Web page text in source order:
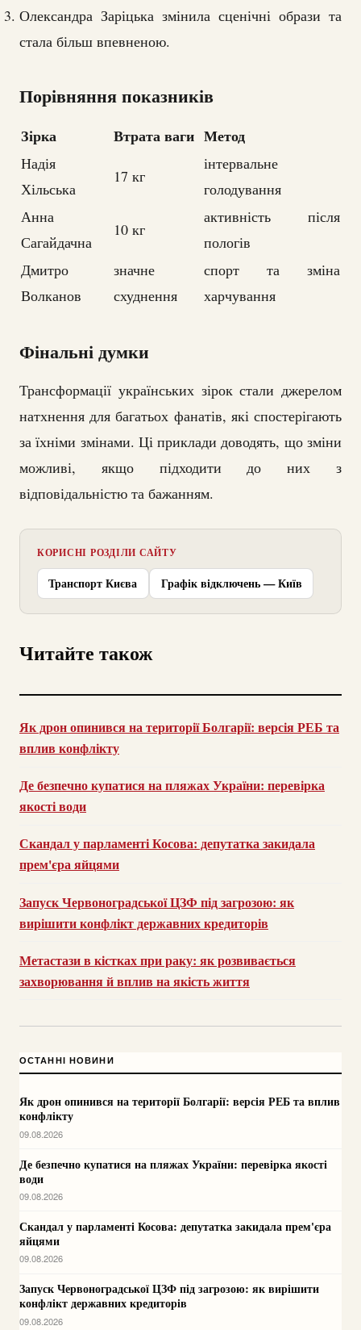
Олександра Заріцька змінила сценічні образи та
стала більш впевненою.
Порівняння показників
Зірка Втрата ваги Метод
Надія
Хільська
17 кг
інтервальне
голодування
Анна
Сагайдачна
10 кг
активність після
пологів
Дмитро
Волканов
значне
схуднення
спорт та зміна
харчування
Фінальні думки
Трансформації українських зірок стали джерелом
натхнення для багатьох фанатів, які спостерігають
за їхніми змінами. Ці приклади доводять, що зміни
можливі, якщо підходити до них з
відповідальністю та бажанням.
КОРИСНІ РОЗДІЛИ САЙТУ
Транспорт Києва Графік відключень — Київ
Читайте також
Як дрон опинився на території Болгарії: версія РЕБ та
вплив конфлікту
Де безпечно купатися на пляжах України: перевірка
якості води
Скандал у парламенті Косова: депутатка закидала
прем'єра яйцями
Запуск Червоноградської ЦЗФ під загрозою: як
вирішити конфлікт державних кредиторів
Метастази в кістках при раку: як розвивається
захворювання й вплив на якість життя
ОСТАННІ НОВИНИ
Як дрон опинився на території Болгарії: версія РЕБ та вплив
конфлікту
09.08.2026
Де безпечно купатися на пляжах України: перевірка якості
води
09.08.2026
Скандал у парламенті Косова: депутатка закидала прем'єра
яйцями
09.08.2026
Запуск Червоноградської ЦЗФ під загрозою: як вирішити
конфлікт державних кредиторів
09.08.2026